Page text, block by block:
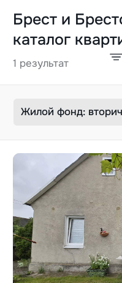
Брест и
каталог
1 результат
Жилой фонд: